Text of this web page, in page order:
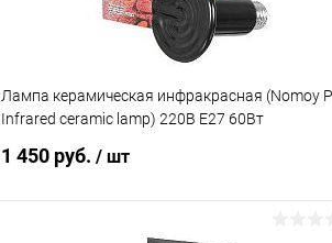
Лампа керамическая инфракрасная (Nomoy
Infrared ceramic lamp) 220В E27 60Вт
1 450 руб. / шт